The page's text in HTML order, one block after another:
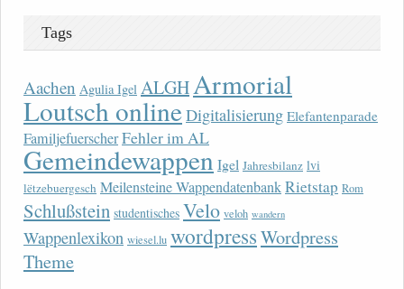
Tags
Aachen Agulia Igel ALGHArmorial
Loutsch onlineDigitalisierung Elefantenparade
FamiljefuerscherFehler im AL
Gemeindewappen Igel Jahresbilanz lvi
lëtzebuergesch Meilensteine WappendatenbankRietstap Rom
Schlußstein studentisches Velo veloh wandern
Wappenlexikon wiesel.lu wordpressWordpress
Theme